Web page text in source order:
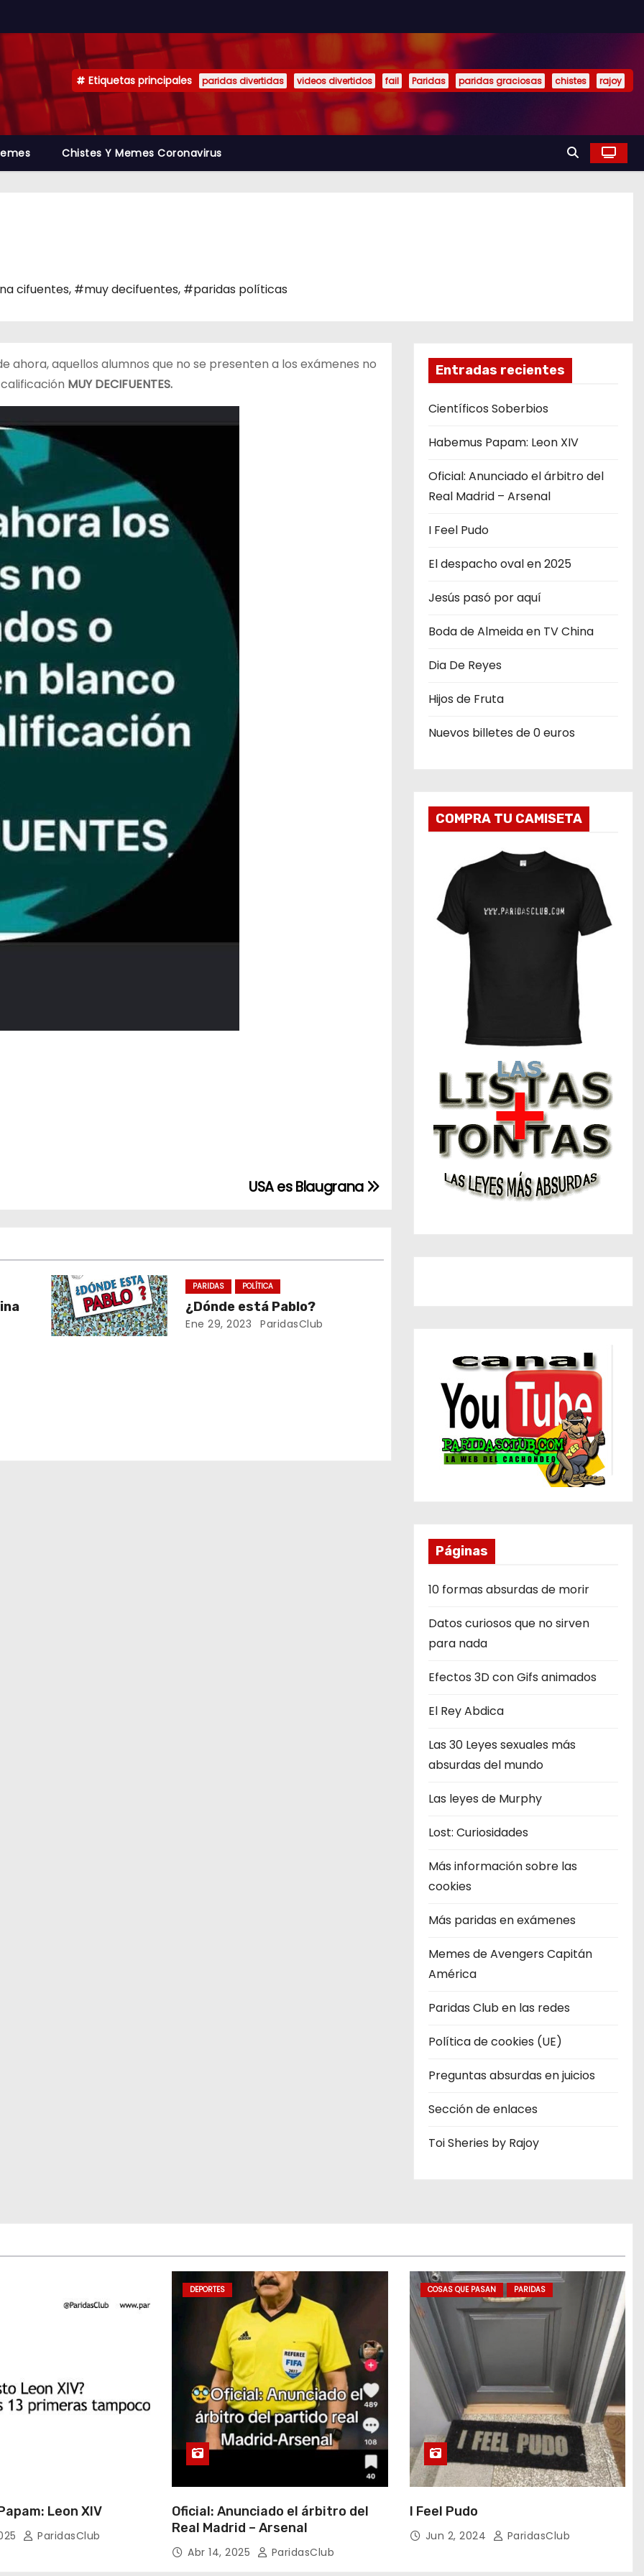
Etiquetas principales paridas divertidas videos divertidos fail Paridas paridas graciosas chistes rajoy
Chistes Y Memes Coronavirus
cifuentes, #muy decifuentes, #paridas políticas
ahora, aquellos alumnos que no se presenten a los exámenes no
MUY DECIFUENTES.
USA es Blaugrana
PARIDAS POLÍTICA
¿Dónde está Pablo?
Ene 29, 2023 ParidasClub
Entradas recientes
Científicos Soberbios
Habemus Papam: Leon XIV
Oficial: Anunciado el árbitro del
Real Madrid – Arsenal
I Feel Pudo
El despacho oval en 2025
Jesús pasó por aquí
Boda de Almeida en TV China
Dia De Reyes
Hijos de Fruta
Nuevos billetes de 0 euros
COMPRA TU CAMISETA
Páginas
10 formas absurdas de morir
Datos curiosos que no sirven
para nada
Efectos 3D con Gifs animados
El Rey Abdica
Las 30 Leyes sexuales más
absurdas del mundo
Las leyes de Murphy
Lost: Curiosidades
Más información sobre las
cookies
Más paridas en exámenes
Memes de Avengers Capitán
América
Paridas Club en las redes
Política de cookies (UE)
Preguntas absurdas en juicios
Sección de enlaces
Toi Sheries by Rajoy
Leon XIV
ParidasClub
DEPORTES
Oficial: Anunciado el árbitro del
Real Madrid – Arsenal
Abr 14, 2025 ParidasClub
COSAS QUE PASAN PARIDAS
I Feel Pudo
Jun 2, 2024 ParidasClub